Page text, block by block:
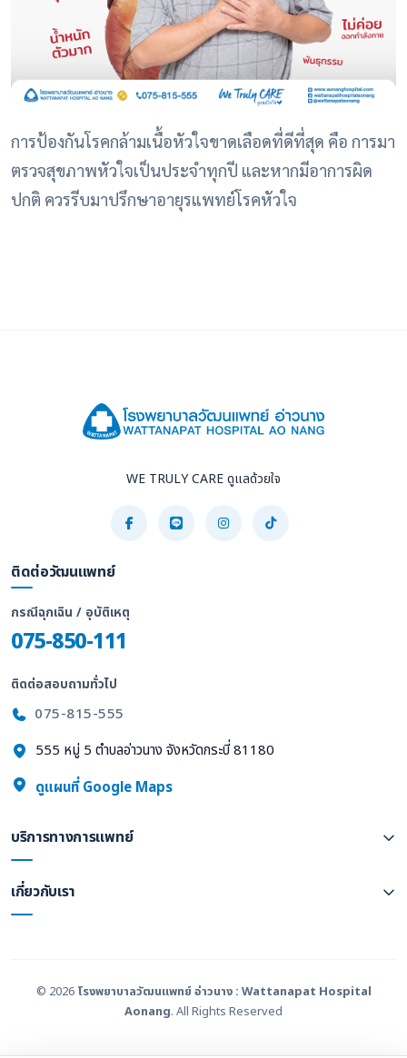
การป้องกันโรคกล้ามเนื้อหัวใจขาดเลือดที่ดีที่สุด คือ การมา
ตรวจสุขภาพหัวใจเป็นประจำทุกปี และหากมีอาการผิด
ปกติ ควรรีบมาปรึกษาอายุรแพทย์โรคหัวใจ
WE TRULY CARE ดูแลด้วยใจ
ติดต่อวัฒนแพทย์
กรณีฉุกเฉิน / อุบัติเหตุ
075-850-111
ติดต่อสอบถามทั่วไป
075-815-555
555 หมู่ 5 ตำบลอ่าวนาง จังหวัดกระบี่ 81180
ดูแผนที่ Google Maps
บริการทางการแพทย์
เกี่ยวกับเรา
© 2026 โรงพยาบาลวัฒนแพทย์ อ่าวนาง : Wattanapat Hospital
Aonang. All Rights Reserved